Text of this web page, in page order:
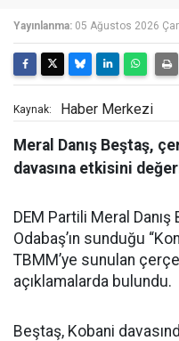
Yayınlanma: 05 Ağustos 2026
Kaynak: Haber Merkezi
Meral Danış Beştaş,
davasına etkisini
DEM Partili Meral
Odabaş’ın sunduğu
TBMM’ye sunulan
açıklamalarda bulundu.
Beştaş, Kobani